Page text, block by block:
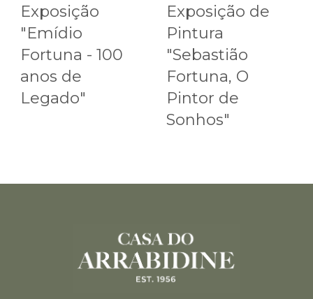
Exposição
"Emídio
Fortuna - 100
anos de
Legado"
Exposição de
Pintura
"Sebastião
Fortuna, O
Pintor de
Sonhos"